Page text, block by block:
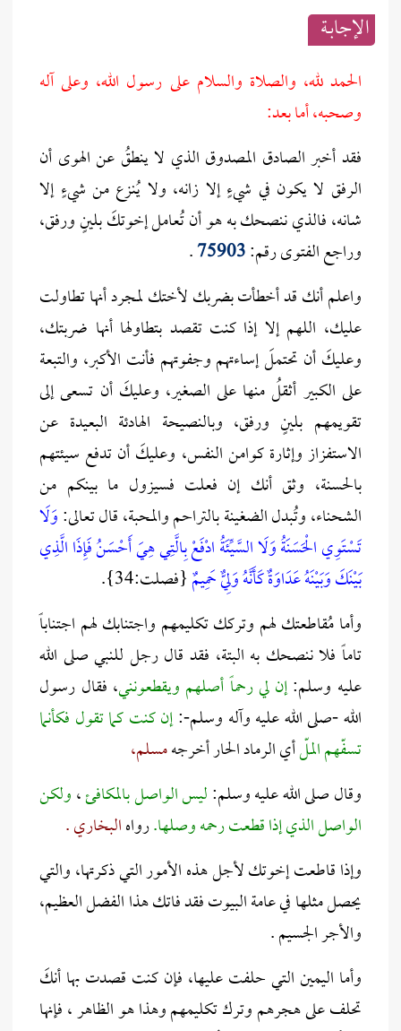
الإجابــة
الحمد لله، والصلاة والسلام على رسول الله، وعلى آله
وصحبه، أما بعد:
فقد أخبر الصادق المصدوق الذي لا ينطقُ عن الهوى أن
الرفق لا يكون في شيءٍ إلا زانه، ولا يُنزع من شيءٍ إلا
شانه، فالذي ننصحك به هو أن تُعامل إخوتكَ بلينٍ ورفق،
وراجع الفتوى رقم:75903
.
واعلم أنك قد أخطأت بضربك لأختك لمجرد أنها تطاولت
عليك، اللهم إلا إذا كنت تقصد بتطاولها أنها ضربتك،
وعليكَ أن تحتملَ إساءتهم وجفوتهم فأنت الأكبر، والتبعة
على الكبير أثقلُ منها على الصغير، وعليكَ أن تسعى إلى
تقويمهم بلينٍ ورفق، وبالنصيحة الهادئة البعيدة عن
الاستفزاز وإثارة كوامن النفس، وعليكَ أن تدفع سيئتهم
بالحسنة، وثق أنك إن فعلت فسيزول ما بينكم من
الشحناء، وتُبدل الضغينة بالتراحم والمحبة، قال تعالى:وَلَا
تَسْتَوِي الْحَسَنَةُ وَلَا السَّيِّئَةُ ادْفَعْ بِالَّتِي هِيَ أَحْسَنُ فَإِذَا الَّذِي
بَيْنَكَ وَبَيْنَهُ عَدَاوَةٌ كَأَنَّهُ وَلِيٌّ حَمِيمٌ{فصلت:34}.
وأما مُقاطعتك لهم وتركك تكليمهم واجتنابك لهم اجتناباً
تاماً فلا ننصحك به البتة، فقد قال رجل للنبي صلى الله
عليه وسلم:إن لي رحماً أصلهم ويقطعونني، فقال رسول
الله -صلى الله عليه وآله وسلم-:إن كنت كما تقول فكأنما
تسفّهم الملّأي الرماد الحارأخرجهمسلم،
وقال صلى الله عليه وسلم:ليس الواصل بالمكافئ،ولكن
الواصل الذي إذا قطعت رحمه وصلها.رواهالبخاري .
وإذا قاطعت إخوتك لأجل هذه الأمور التي ذكرتها، والتي
يحصل مثلها في عامة البيوت فقد فاتك هذا الفضل العظيم،
والأجر الجسيم .
وأما اليمين التي حلفت عليها، فإن كنت قصدت بها أنكَ
تحلف على هجرهم وترك تكليمهم وهذا هو الظاهر ، فإنها